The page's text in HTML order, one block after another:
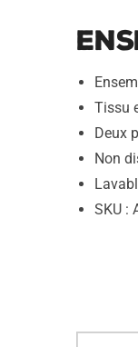
Tissu
Deux
Non
SKU :